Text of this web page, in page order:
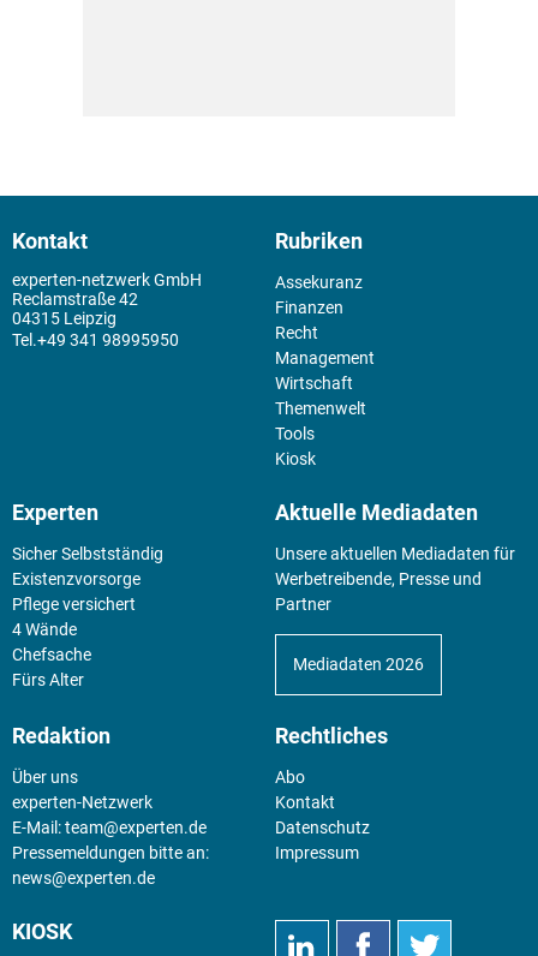
Kontakt
experten-netzwerk GmbH
Reclamstraße 42
04315 Leipzig
+49 341 98995950
Rubriken
Assekuranz
Finanzen
Recht
Management
Wirtschaft
Themenwelt
Tools
Kiosk
Experten
Sicher Selbstständig
Existenz­vorsorge
Pflege versichert
4 Wände
Chefsache
Fürs Alter
Aktuelle Mediadaten
Unsere aktuellen Mediadaten für
Werbetreibende, Presse und
Partner
Mediadaten 2026
Redaktion
Über uns
experten-Netzwerk
E-Mail:team@experten.de
Pressemeldungen bitte an:
news@experten.de
Rechtliches
Abo
Kontakt
Datenschutz
Impressum
KIOSK